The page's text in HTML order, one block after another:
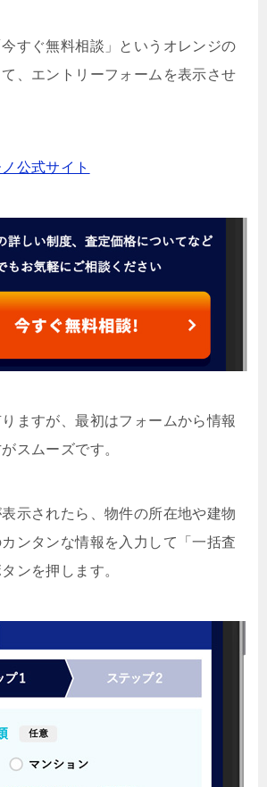
すぐ無料相談」というオレンジの
、エントリーフォームを表示させ
公式サイト
ますが、最初はフォームから情報
スムーズです。
示されたら、物件の所在地や建物
ンタンな情報を入力して「一括査
ンを押します。